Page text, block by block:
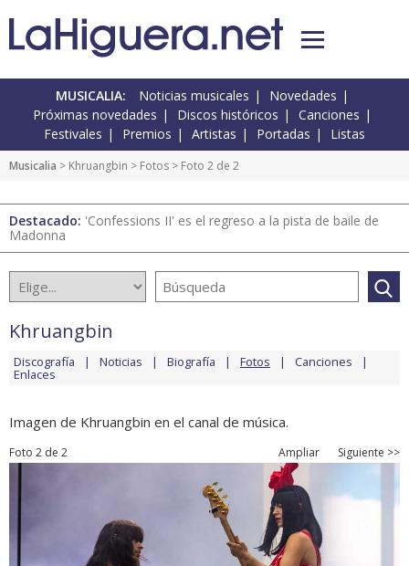
MUSICALIA: Noticias musicales
Novedades
Próximas novedades
Discos históricos
Canciones
Festivales
Premios Artistas Portadas Listas
Musicalia > Khruangbin > Fotos > Foto 2 de 2
Destacado: 'Confessions II' es el regreso a la pista de baile de
Madonna
Khruangbin
Discografía Noticias Biografía Fotos Canciones
Enlaces
Imagen de Khruangbin en el canal de música.
Foto 2 de 2 Ampliar Siguiente >>